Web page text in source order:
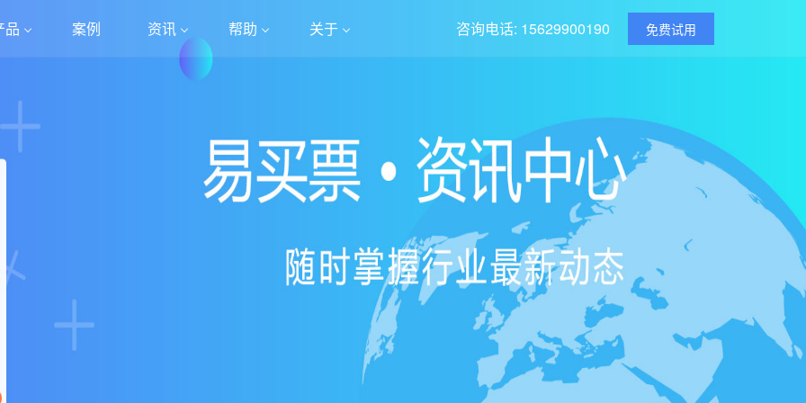
咨询电话: 15629900190 免费试用
品 案例 资讯 帮助 关于